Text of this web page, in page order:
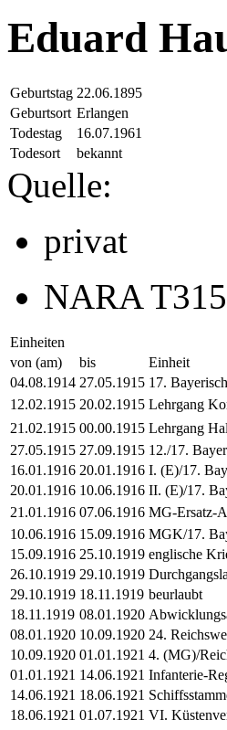
Eduard
Geburtstag 22.06.1895
Geburtsort Erlangen
Todestag
16.07.1961
Todesort
bekannt
Quelle:
privat
NARA
Einheiten
von (am)
bis
Einheit
04.08.1914 27.05.1915 17.
12.02.1915 20.02.1915 Lehrgang
21.02.1915 00.00.1915 Lehrgang
27.05.1915 27.09.1915 12./17.
16.01.1916 20.01.1916 I. (E)/17.
20.01.1916 10.06.1916 II. (E)/17.
21.01.1916 07.06.1916 MG-Ersatz-
10.06.1916 15.09.1916 MGK/17.
15.09.1916 25.10.1919 englische
26.10.1919 29.10.1919
29.10.1919 18.11.1919 beurlaubt
18.11.1919 08.01.1920
08.01.1920 10.09.1920 24.
10.09.1920 01.01.1921 4. (MG)/
01.01.1921 14.06.1921 Infanterie-
14.06.1921 18.06.1921
18.06.1921 01.07.1921 VI.